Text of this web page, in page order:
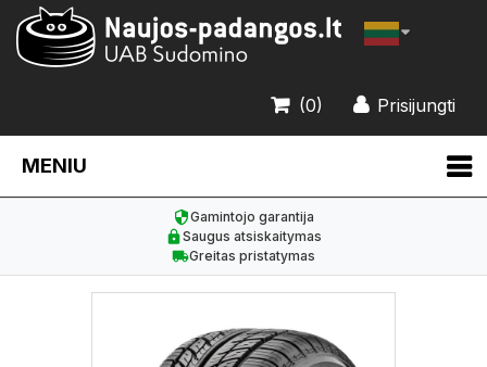
Prisijungti
(0)
MENIU
Gamintojo garantija
Saugus atsiskaitymas
Greitas pristatymas